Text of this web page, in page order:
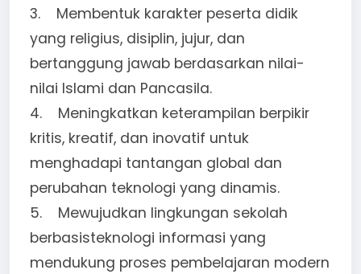
3. Membentuk karakter peserta didik
yang religius, disiplin, jujur, dan
bertanggung jawab berdasarkan nilai-
nilai lslami dan Pancasila.
4. Meningkatkan keterampilan berpikir
kritis, kreatif, dan inovatif untuk
menghadapi tantangan global dan
perubahan teknologi yang dinamis.
5. Mewujudkan lingkungan sekolah
berbasisteknologi informasi yang
mendukung proses pembelajaran modern